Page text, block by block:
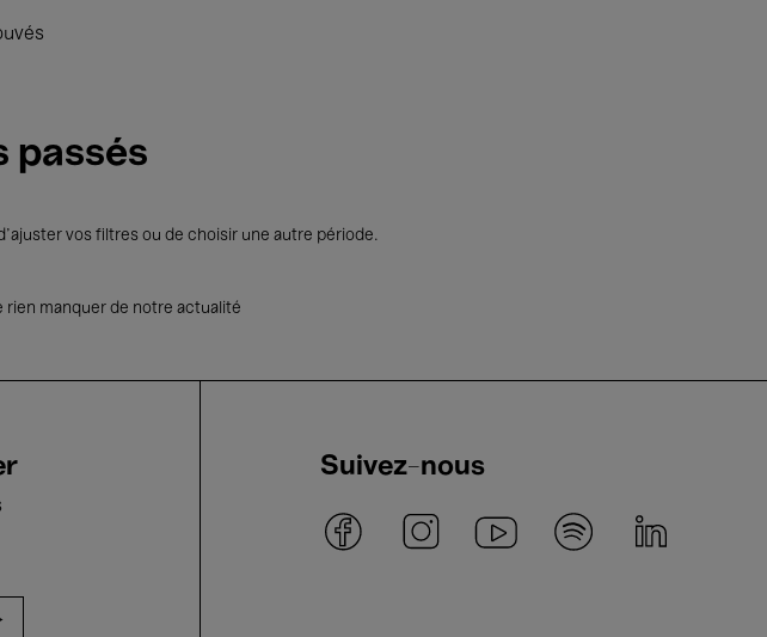
passés
vos filtres ou de choisir une autre période.
rien manquer de notre actualité
Suivez-nous